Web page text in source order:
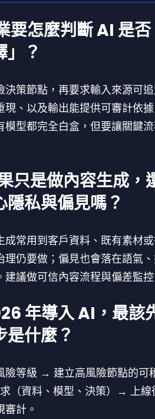
要怎麼判斷 AI 是否
」？
決策節點，再要求輸入來源可
現、以及輸出能提供可審計依
模型都完全白盒，但要讓關鍵
只是做內容生成，
隱私與偏見嗎？
成常用到客戶資料、既有素材
理仍要做；偏見也會落在語氣
建議做可信內容流程與偏差監
年導入 AI，最該
是什麼？
險等級 → 建立高風險節點的可
（資料、模型、決策）→ 上線
計。